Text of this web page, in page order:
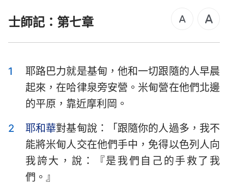
撒母耳記上
歷代志上 歷代志下
以斯拉記 尼希米記
詩篇 箴言
傳道書 雅歌
以賽亞書
士師記：第七章
1
耶路巴力就是基甸，他和一切跟隨的人早晨
起來，在哈律泉旁安營。米甸營在他們北邊
的平原，靠近摩利岡。
2
耶和華對基甸說：「跟隨你的人過多，我不
能將米甸人交在他們手中，免得以色列人向
我誇大，說：『是我們自己的手救了我
們。』